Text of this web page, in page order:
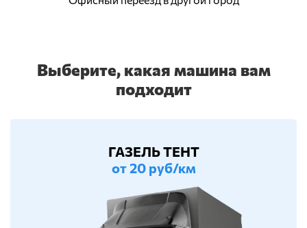
Выберите, какая машина вам
подходит
ГАЗЕЛЬ ТЕНТ
от 20 руб/км